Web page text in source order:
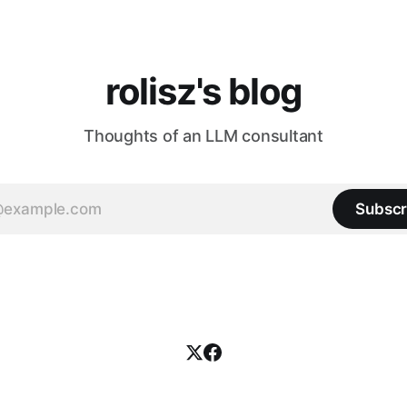
rolisz's blog
Thoughts of an LLM consultant